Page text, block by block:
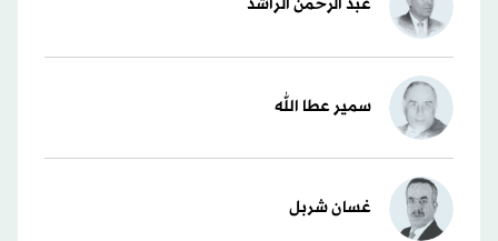
عبد الرحمن الراشد
سمير عطا الله
غسان شربل